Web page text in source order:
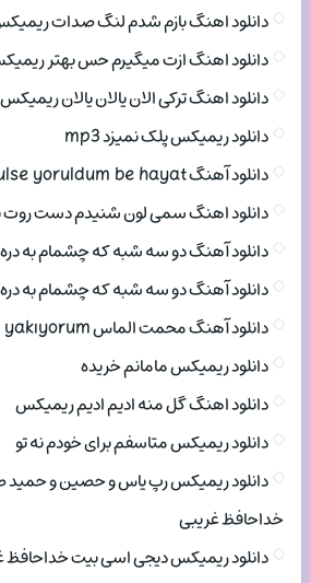
دانلود اهنگ بازم شدم لنگ صدات
دانلود اهنگ ازت میگیرم حس بهتر
دانلود اهنگ ترکی الان یالان یالان
دانلود ریمیکس پلک نمیزد mp3
دانلود آهنگ Anatolian Pulse yoruldum be hayat
دانلود اهنگ سمی لون شنیدم دست روت
دانلود آهنگ دو سه شبه که چشمام به
دانلود آهنگ دو سه شبه که چشمام به
دانلود آهنگ محمت الماس gidene yakıyorum
دانلود ریمیکس مامانم خریده
دانلود اهنگ گل منه ادیم ادیم ریمیکس
دانلود ریمیکس متاسفم برای خودم نه تو
دانلود ریمیکس رپ یاس و حصین و
خداحافظ غریبی
دانلود ریمیکس دیجی اسی بیت خداحافظ